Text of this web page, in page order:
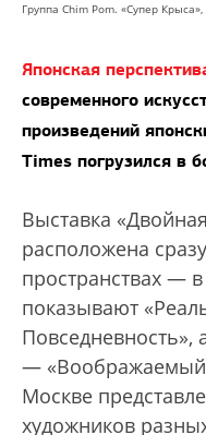
Группа Chim Pom. «Супер Крыса»,
Японская
современного
произведений
Times погрузился в
Bыставка
расположена
пространствах —
показывают
Повседневность»,
— «Воображаемый
Москве
художников